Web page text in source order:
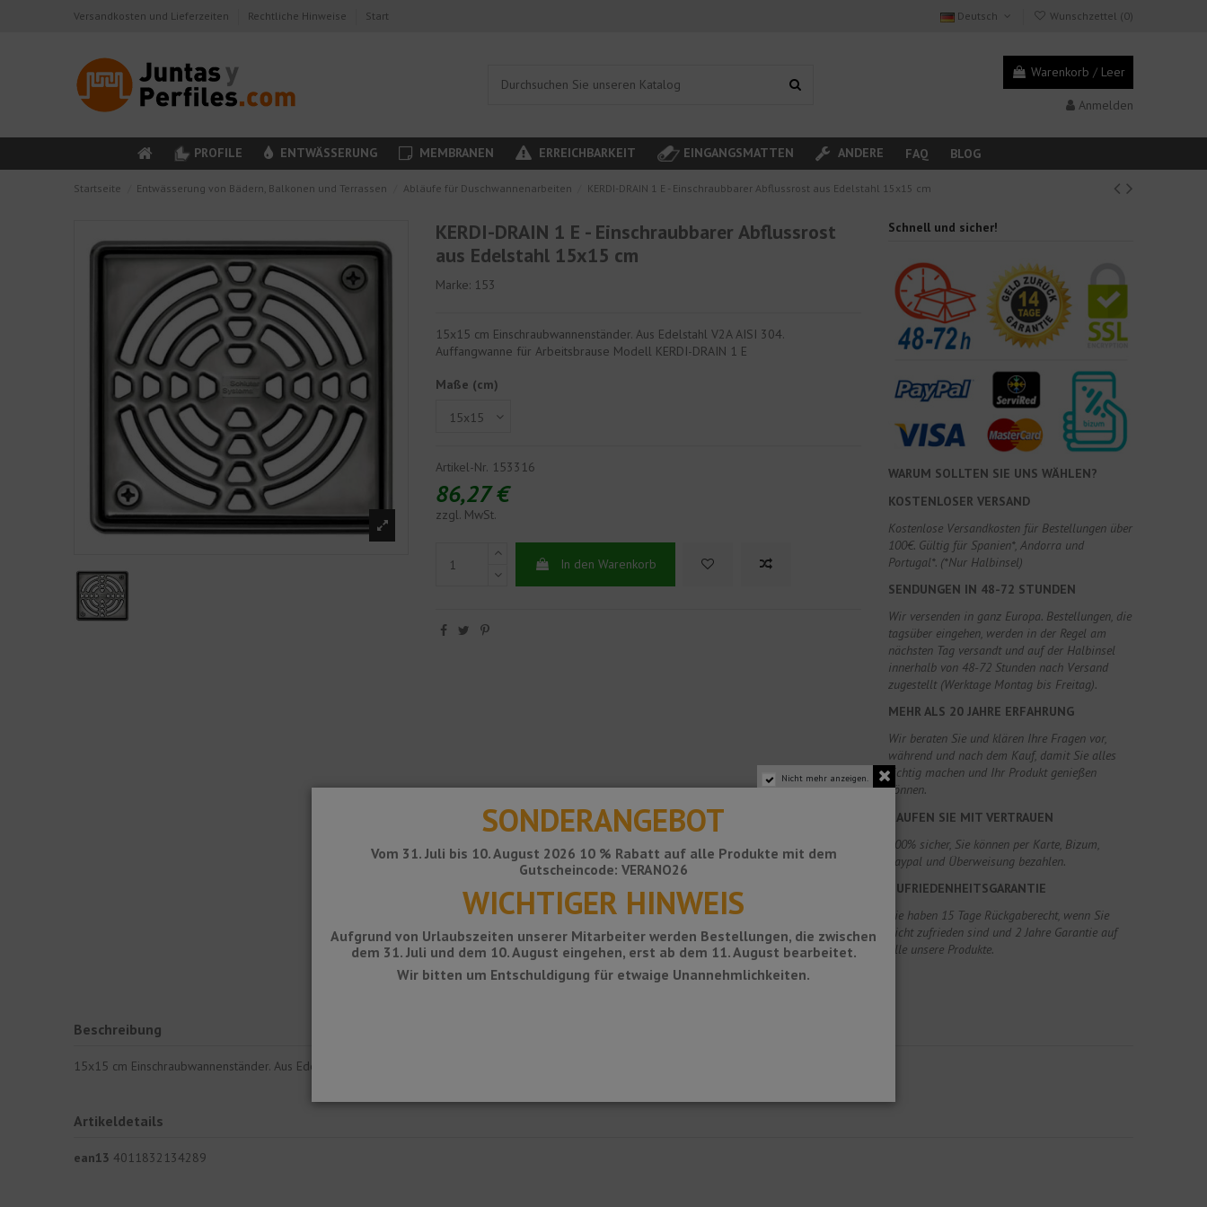
Versandkosten und Lieferzeiten Rechtliche Hinweise Start Deutsch Wunschzettel (0)
Warenkorb / Leer
Anmelden
PROFILE ENTWÄSSERUNG MEMBRANEN ERREICHBARKEIT EINGANGSMATTEN ANDERE FAQ BLOG
Startseite Entwässerung von Bädern, Balkonen und Terrassen Abläufe für Duschwannenarbeiten KERDI-DRAIN 1 E - Einschraubbarer Abflussrost aus Edelstahl 15x15 cm
KERDI-DRAIN 1 E - Einschraubbarer Abflussrost
aus Edelstahl 15x15 cm
Marke: 153
15x15 cm Einschraubwannenständer. Aus Edelstahl V2A AISI 304.
Auffangwanne für Arbeitsbrause Modell KERDI-DRAIN 1 E
Maße (cm)
Artikel-Nr. 153316
86,27 €
zzgl. MwSt.
In den Warenkorb
Schnell und sicher!
WARUM SOLLTEN SIE UNS WÄHLEN?
KOSTENLOSER VERSAND
Kostenlose Versandkosten für Bestellungen über
100€. Gültig für Spanien*, Andorra und
Portugal*. (*Nur Halbinsel)
SENDUNGEN IN 48-72 STUNDEN
Wir versenden in ganz Europa. Bestellungen, die
tagsüber eingehen, werden in der Regel am
nächsten Tag versandt und auf der Halbinsel
innerhalb von 48-72 Stunden nach Versand
zugestellt (Werktage Montag bis Freitag).
MEHR ALS 20 JAHRE ERFAHRUNG
Wir beraten Sie und klären Ihre Fragen vor,
während und nach dem Kauf, damit Sie alles
richtig machen und Ihr Produkt genießen
können.
KAUFEN SIE MIT VERTRAUEN
100% sicher, Sie können per Karte, Bizum,
Paypal und Überweisung bezahlen.
ZUFRIEDENHEITSGARANTIE
Sie haben 15 Tage Rückgaberecht, wenn Sie
nicht zufrieden sind und 2 Jahre Garantie auf
alle unsere Produkte.
Beschreibung
15x15 cm Einschraubwannenständer. Aus Edelstahl V2A AISI 304. Auffangwanne für Arbeitsbrause Modell KERDI-DRAIN 1 E
Artikeldetails
ean13 4011832134289
Nicht mehr anzeigen.
SONDERANGEBOT
Vom 31. Juli bis 10. August 2026 10 % Rabatt auf alle Produkte mit dem
Gutscheincode: VERANO26
WICHTIGER HINWEIS
Aufgrund von Urlaubszeiten unserer Mitarbeiter werden Bestellungen, die zwischen
dem 31. Juli und dem 10. August eingehen, erst ab dem 11. August bearbeitet.
Wir bitten um Entschuldigung für etwaige Unannehmlichkeiten.